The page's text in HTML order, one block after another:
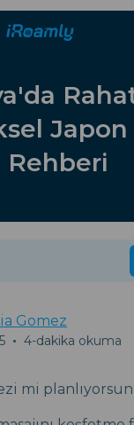
Japon
Rehberi
Gomez
• 4-dakika okuma
mi